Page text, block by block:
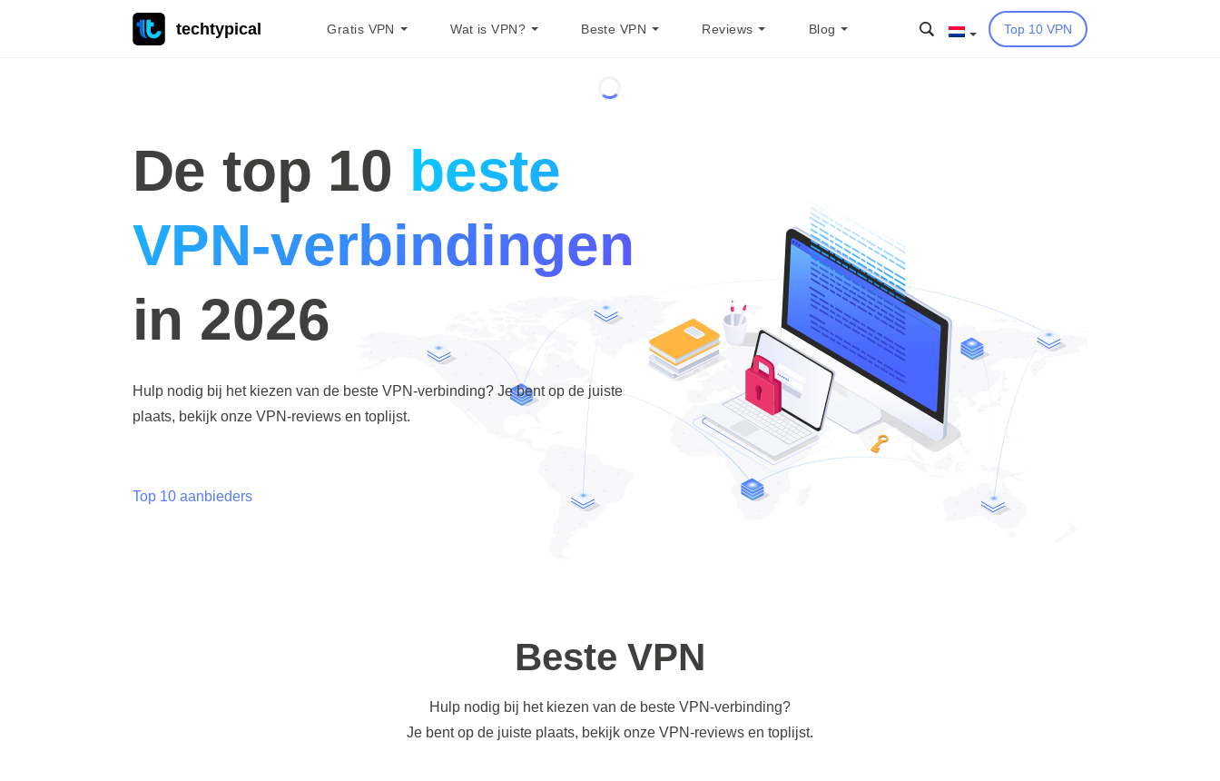
techtypical Gratis VPN Wat is VPN? Beste VPN Reviews Blog Top 10 VPN
De top 10 beste
VPN-verbindingen
in 2026
Hulp nodig bij het kiezen van de beste VPN-verbinding? Je bent op de juiste
plaats, bekijk onze VPN-reviews en toplijst.
Top 10 aanbieders
Beste VPN
Hulp nodig bij het kiezen van de beste VPN-verbinding?
Je bent op de juiste plaats, bekijk onze VPN-reviews en toplijst.